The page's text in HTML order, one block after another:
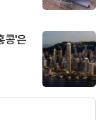
콩'은